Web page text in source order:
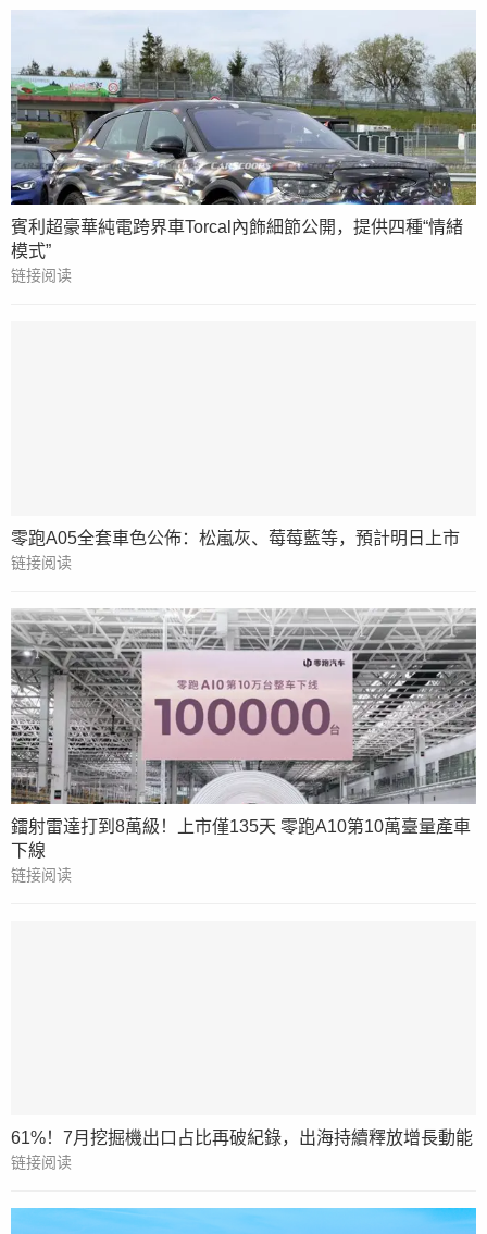
賓利超豪華純電跨界車Torcal內飾細節公開，提供四種“情緒
模式”
链接阅读
零跑A05全套車色公佈：松嵐灰、莓莓藍等，預計明日上市
链接阅读
鐳射雷達打到8萬級！上市僅135天 零跑A10第10萬臺量產車
下線
链接阅读
61%！7月挖掘機出口占比再破紀錄，出海持續釋放增長動能
链接阅读